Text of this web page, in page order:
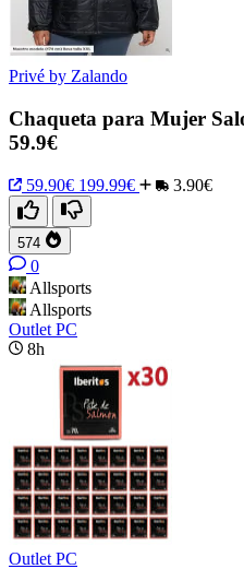
Privé by Zalando
Chaqueta para Mujer
59.9€
59.90€ 199.99€ 3.90€
574
0
Allsports
Allsports
Outlet PC
8h
Outlet PC